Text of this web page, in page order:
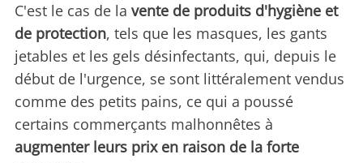
C'est le cas de la vente de produits d'hygiène et
de protection, tels que les masques, les gants
jetables et les gels désinfectants, qui, depuis le
début de l'urgence, se sont littéralement vendus
comme des petits pains, ce qui a poussé
certains commerçants malhonnêtes à
augmenter leurs prix en raison de la forte